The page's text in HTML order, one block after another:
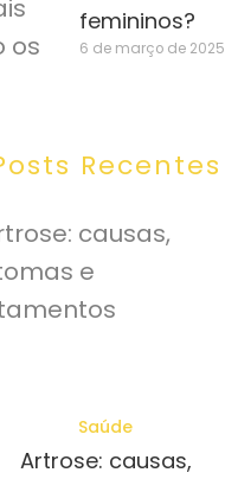
femininos?
6 de março de 2025
Recentes
Saúde
Artrose: causas,